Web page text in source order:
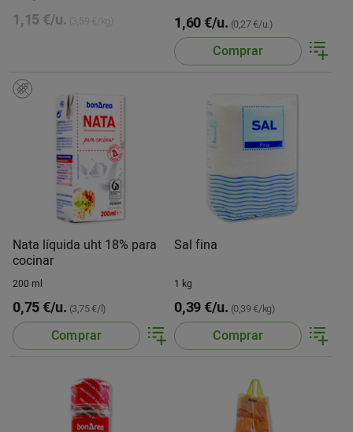
1,15 €/u. 1,60 €/u. (0,27 €/u.)
Comprar
Nata líquida uht 18% para
cocinar
200 ml
0,75 €/u. (3,75 €/l)
Comprar
Sal fina
1 kg
0,39 €/u. (0,39 €/kg)
Comprar